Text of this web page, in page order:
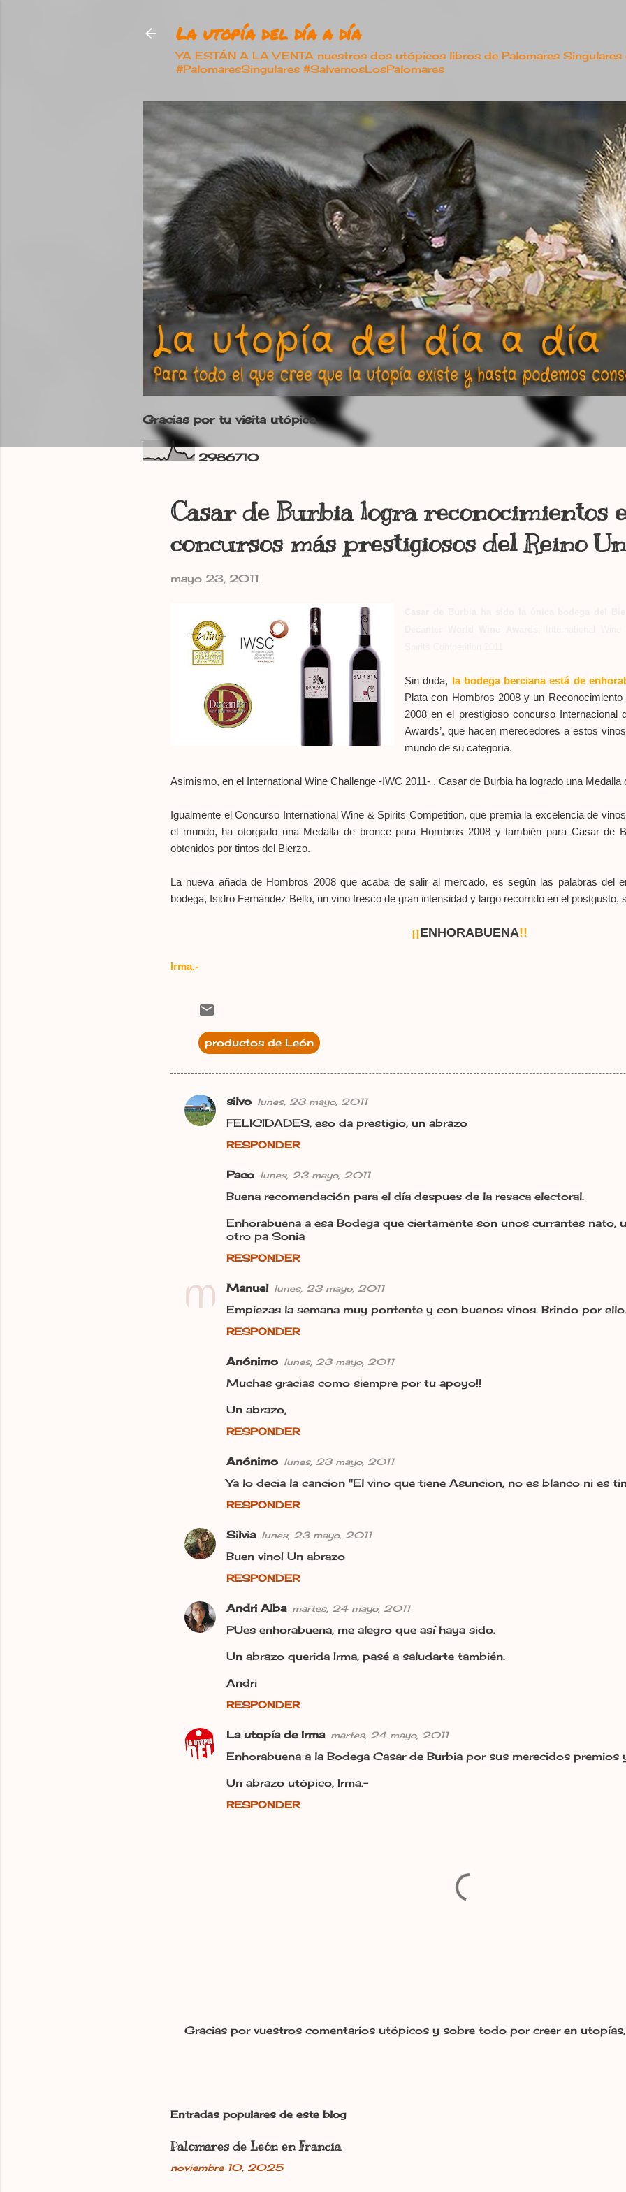
La utopía del día a día
YA ESTÁN A LA VENTA nuestros dos utópicos libros de Palomares Singulares
#PalomaresSingulares #SalvemosLosPalomares
Gracias por tu visita utópica
2986710
Casar de Burbia logra reconocimientos
concursos más prestigiosos del Reino
mayo 23, 2011
Sin duda, la bodega berciana está de
Plata con Hombros 2008 y un
2008 en el prestigioso concurso Internacional
Awards’, que hacen merecedores a estos
mundo de su categoría.
Asimismo, en el International Wine Challenge -IWC 2011- , Casar de Burbia ha logrado una
Igualmente el Concurso International Wine & Spirits Competition, que premia la excelencia de
el mundo, ha otorgado una Medalla de bronce para Hombros 2008 y también para Casar de
obtenidos por tintos del Bierzo.
La nueva añada de Hombros 2008 que acaba de salir al mercado, es según las palabras del
bodega, Isidro Fernández Bello, un vino fresco de gran intensidad y largo recorrido en el postgusto,
¡¡ENHORABUENA!!
Irma.-
productos de León
C
o
o
s
silvo lunes, 23 mayo, 2011
FELICIDADES, eso da prestigio, un abrazo
RESPONDER
Paco lunes, 23 mayo, 2011
Buena recomendación para el día despues de la resaca electoral.
Enhorabuena a esa Bodega que ciertamente son unos currantes nato,
otro pa Sonia
RESPONDER
Manuel lunes, 23 mayo, 2011
Empiezas la semana muy pontente y con buenos vinos. Brindo por ello.
RESPONDER
Anónimo lunes, 23 mayo, 2011
Muchas gracias como siempre por tu apoyo!!
Un abrazo,
RESPONDER
Anónimo lunes, 23 mayo, 2011
Ya lo decia la cancion "El vino que tiene Asuncion, no es blanco ni es
RESPONDER
Silvia lunes, 23 mayo, 2011
Buen vino! Un abrazo
RESPONDER
Andri Alba martes, 24 mayo, 2011
PUes enhorabuena, me alegro que así haya sido.
Un abrazo querida Irma, pasé a saludarte también.
Andri
RESPONDER
La utopía de Irma martes, 24 mayo, 2011
Enhorabuena a la Bodega Casar de Burbia por sus merecidos premios
Un abrazo utópico, Irma.-
RESPONDER
c
r
u
n
Gracias por vuestros comentarios utópicos y sobre todo por creer en utopías,
Entradas populares de este blog
Palomares de León en Francia
noviembre 10, 2025